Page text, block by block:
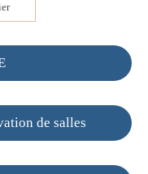
de salles